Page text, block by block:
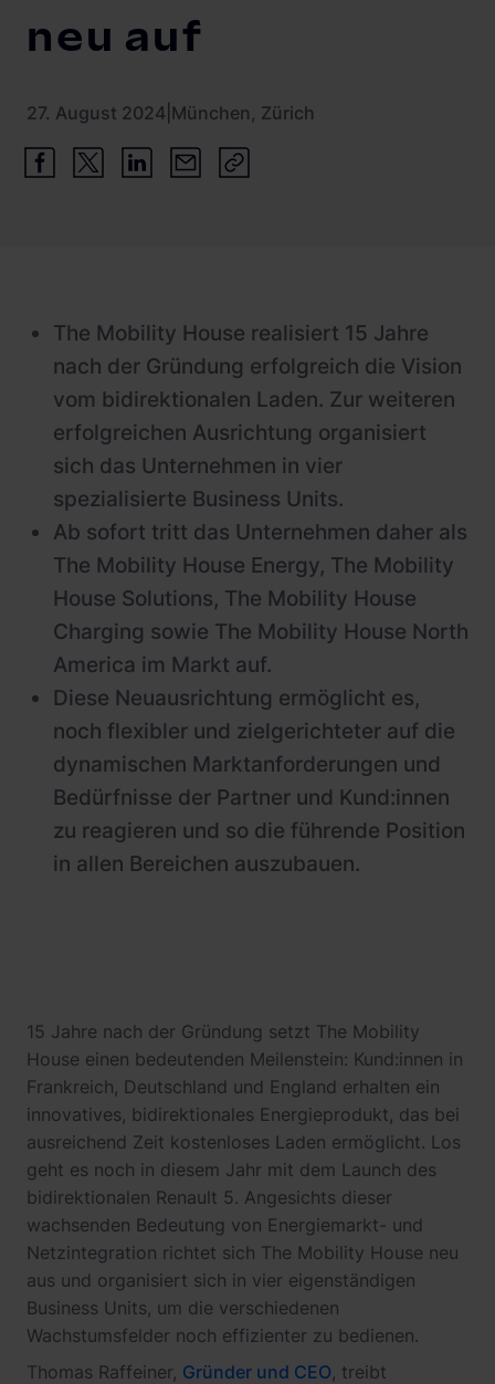
Ladesäulen
PV-fähige Wallboxen
Dienstwagen Wallboxen
Zubehör
B-Ware
Hersteller
Vehicle-to-Grid
neu auf
27. August 2024 München, Zürich
The Mobility House realisiert 15 Jahre
nach der Gründung erfolgreich die Vision
vom bidirektionalen Laden. Zur weiteren
erfolgreichen Ausrichtung organisiert
sich das Unternehmen in vier
spezialisierte Business Units.
Ab sofort tritt das Unternehmen daher als
The Mobility House Energy, The Mobility
House Solutions, The Mobility House
Charging sowie The Mobility House North
America im Markt auf.
Diese Neuausrichtung ermöglicht es,
noch flexibler und zielgerichteter auf die
dynamischen Marktanforderungen und
Bedürfnisse der Partner und Kund:innen
zu reagieren und so die führende Position
in allen Bereichen auszubauen.
15 Jahre nach der Gründung setzt The Mobility
House einen bedeutenden Meilenstein: Kund:innen in
Frankreich, Deutschland und England erhalten ein
innovatives, bidirektionales Energieprodukt, das bei
ausreichend Zeit kostenloses Laden ermöglicht. Los
geht es noch in diesem Jahr mit dem Launch des
bidirektionalen Renault 5. Angesichts dieser
wachsenden Bedeutung von Energiemarkt- und
Netzintegration richtet sich The Mobility House neu
aus und organisiert sich in vier eigenständigen
Business Units, um die verschiedenen
Wachstumsfelder noch effizienter zu bedienen.
Thomas Raffeiner, Gründer und CEO, treibt